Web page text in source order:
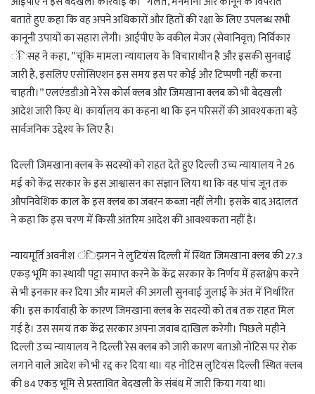
बताते हुए कहा कि वह अपने अधिकारों और हितों की रक्षा के लिए उपलब्ध सभी
कानूनी उपायों का सहारा लेगी। आईपीए के वकील मेजर (सेवानिवृत्त) निर्विकार
ंिसह ने कहा, ”चूंकि मामला न्यायालय के विचाराधीन है और इसकी सुनवाई
जारी है, इसलिए एसोसिएशन इस समय इस पर कोई और टिप्पणी नहीं करना
चाहती।” एलएंडडीओ ने रेस कोर्स क्लब और जिमखाना क्लब को भी बेदखली
आदेश जारी किए थे। कार्यालय का कहना था कि इन परिसरों की आवश्यकता बड़े
सार्वजनिक उद्देश्य के लिए है।
दिल्ली जिमखाना क्लब के सदस्यों को राहत देते हुए दिल्ली उच्च न्यायालय ने 26
मई को केंद्र सरकार के इस आश्वासन का संज्ञान लिया था कि वह पांच जून तक
औपनिवेशिक काल के इस क्लब का जबरन कब्जा नहीं लेगी। इसके बाद अदालत
ने कहा कि इस चरण में किसी अंतरिम आदेश की आवश्यकता नहीं है।
न्यायमूर्ति अवनीश ंिझगन ने लुटियंस दिल्ली में स्थित जिमखाना क्लब की 27.3
एकड़ भूमि का स्थायी पट्टा समाप्त करने के केंद्र सरकार के निर्णय में हस्तक्षेप करने
से भी इनकार कर दिया और मामले की अगली सुनवाई जुलाई के अंत में निर्धारित
की। इस कार्यवाही के कारण जिमखाना क्लब के सदस्यों को तब तक राहत मिल
गई है। उस समय तक केंद्र सरकार अपना जवाब दाखिल करेगी। पिछले महीने
दिल्ली उच्च न्यायालय ने दिल्ली रेस क्लब को जारी कारण बताओ नोटिस पर रोक
लगाने वाले आदेश को भी रद्द कर दिया था। यह नोटिस लुटियंस दिल्ली स्थित क्लब
की 84 एकड़ भूमि से प्रस्तावित बेदखली के संबंध में जारी किया गया था।